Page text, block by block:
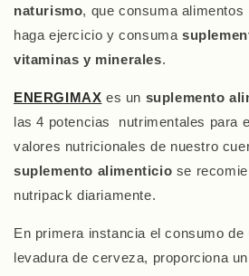
naturismo, que consuma alimentos
haga ejercicio y consuma
vitaminas y minerales.
ENERGIMAX es un suplemento
las 4 potencias nutrimentales para
valores nutricionales de nuestro
suplemento alimenticio se
nutripack diariamente.
En primera instancia el consumo de
levadura de cerveza, proporciona